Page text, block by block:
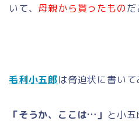
いて、 母親から貰ったものだ
毛利小五郎は脅迫状に書いて
「そうか、ここは…」 と小